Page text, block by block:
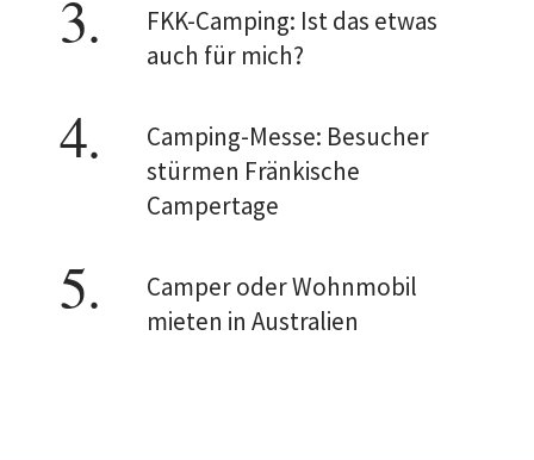
FKK-Camping: Ist das etwas
auch für mich?
Camping-Messe: Besucher
stürmen Fränkische
Campertage
Camper oder Wohnmobil
mieten in Australien